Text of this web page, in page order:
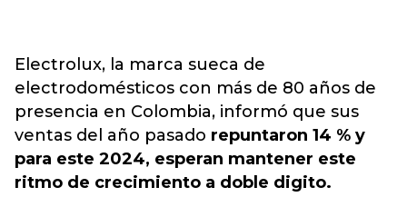
Electrolux, la marca sueca de
electrodomésticos con más de 80 años de
presencia en Colombia, informó que sus
ventas del año pasado repuntaron 14 % y
para este 2024, esperan mantener este
ritmo de crecimiento a doble digito.